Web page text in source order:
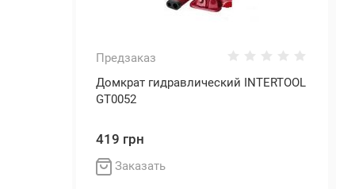
Предзаказ
Домкрат гидравлический INTERTOOL
GT0052
419 грн
Заказать